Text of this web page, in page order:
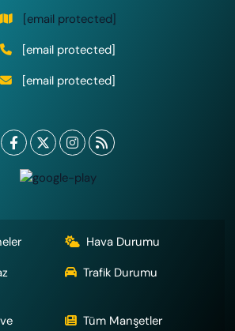
[email protected]
[email protected]
[email protected]
Hava Durumu
Trafik Durumu
Tüm Manşetler